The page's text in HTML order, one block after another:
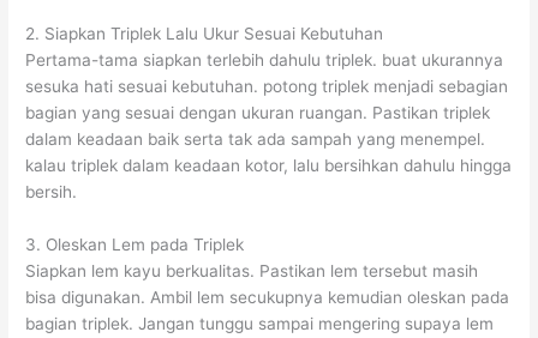
2. Siapkan Triplek Lalu Ukur Sesuai Kebutuhan
Pertama-tama siapkan terlebih dahulu triplek. buat ukurannya
sesuka hati sesuai kebutuhan. potong triplek menjadi sebagian
bagian yang sesuai dengan ukuran ruangan. Pastikan triplek
dalam keadaan baik serta tak ada sampah yang menempel.
kalau triplek dalam keadaan kotor, lalu bersihkan dahulu hingga
bersih.
3. Oleskan Lem pada Triplek
Siapkan lem kayu berkualitas. Pastikan lem tersebut masih
bisa digunakan. Ambil lem secukupnya kemudian oleskan pada
bagian triplek. Jangan tunggu sampai mengering supaya lem